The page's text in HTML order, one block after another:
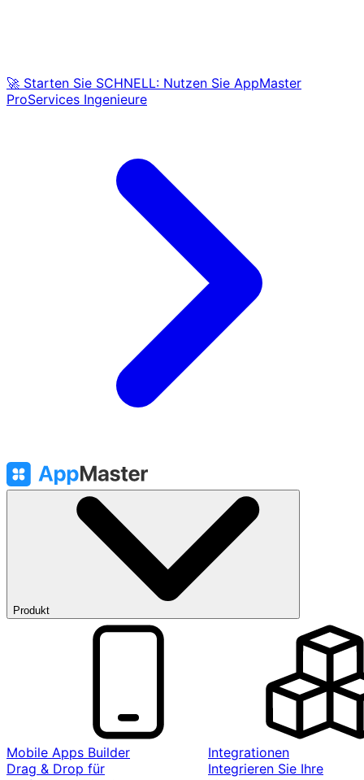
🚀 Starten Sie SCHNELL: Nutzen Sie AppMaster
ProServices Ingenieure
Produkt
Mobile Apps Builder
Drag & Drop für
Integrationen
Integrieren Sie Ihre